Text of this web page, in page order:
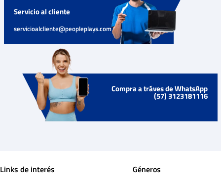
Servicio al cliente
servicioalcliente@peopleplays.com
Compra a tráves de WhatsApp
(57) 3123181116
Links de interés Géneros